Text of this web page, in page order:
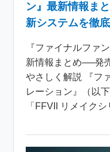
ン』最新情報ま
新システムを徹
『ファイナルファ
新情報まとめ──発
やさしく解説 『フ
レーション』（以
「FFVII リメイク